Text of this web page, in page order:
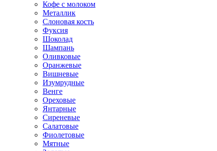
Кофе с молоком
Металлик
Слоновая кость
Фуксия
Шоколад
Шампань
Оливковые
Оранжевые
Вишневые
Изумрудные
Венге
Ореховые
Янтарные
Сиреневые
Салатовые
Фиолетовые
Мятные